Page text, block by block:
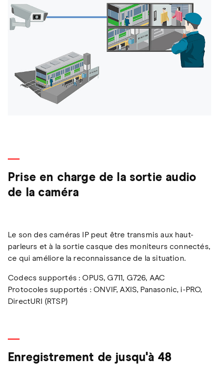
Prise en charge de la sortie audio
de la caméra
Le son des caméras IP peut être transmis aux haut-
parleurs et à la sortie casque des moniteurs connectés,
ce qui améliore la reconnaissance de la situation.
Codecs supportés : OPUS, G711, G726, AAC
Protocoles supportés : ONVIF, AXIS, Panasonic, i-PRO,
DirectURI (RTSP)
Enregistrement de jusqu'à 48